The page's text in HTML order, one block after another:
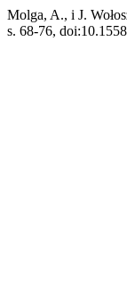
Molga, A., i J.
s. 68-76,